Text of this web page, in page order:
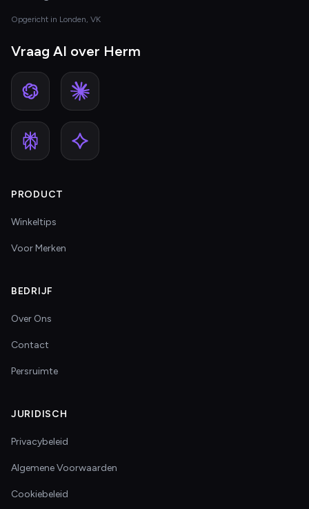
Opgericht in Londen, VK
Vraag AI over Herm
PRODUCT
Winkeltips
Voor Merken
BEDRIJF
Over Ons
Contact
Persruimte
JURIDISCH
Privacybeleid
Algemene Voorwaarden
Cookiebeleid